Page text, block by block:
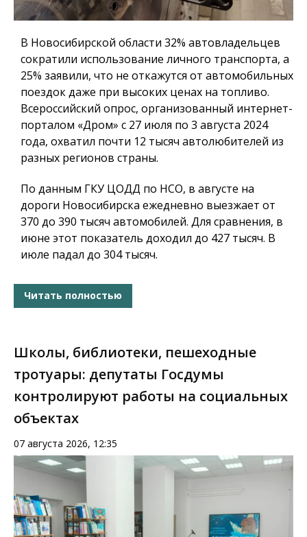
В Новосибирской области 32% автовладельцев
сократили использование личного транспорта, а
25% заявили, что не откажутся от автомобильных
поездок даже при высоких ценах на топливо.
Всероссийский опрос, организованный интернет-
порталом «Дром» с 27 июля по 3 августа 2024
года, охватил почти 12 тысяч автолюбителей из
разных регионов страны.
По данным ГКУ ЦОДД по НСО, в августе на
дороги Новосибирска ежедневно выезжает от
370 до 390 тысяч автомобилей. Для сравнения, в
июне этот показатель доходил до 427 тысяч. В
июле падал до 304 тысяч.
Читать полностью
Школы, библиотеки, пешеходные
тротуары: депутаты Госдумы
контролируют работы на социальных
объектах
07 августа 2026, 12:35